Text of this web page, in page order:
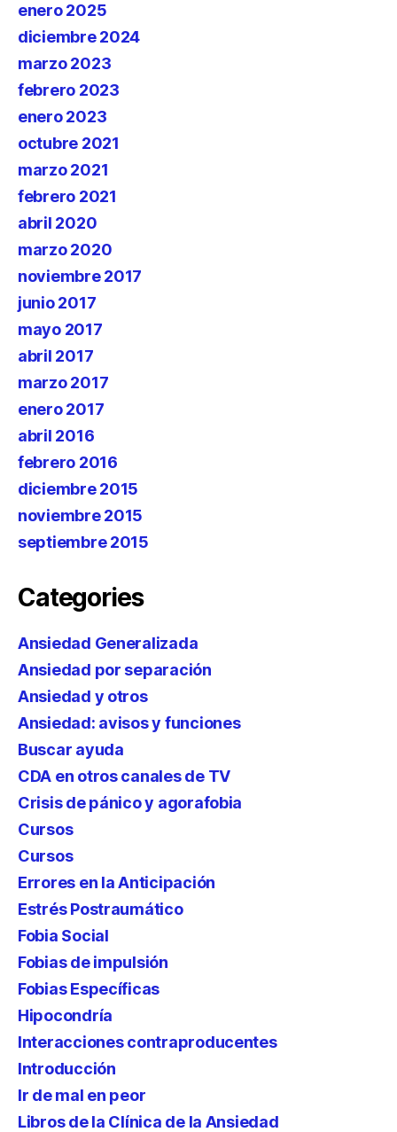
enero 2025
diciembre 2024
marzo 2023
febrero 2023
enero 2023
octubre 2021
marzo 2021
febrero 2021
abril 2020
marzo 2020
noviembre 2017
junio 2017
mayo 2017
abril 2017
marzo 2017
enero 2017
abril 2016
febrero 2016
diciembre 2015
noviembre 2015
septiembre 2015
Categories
Ansiedad Generalizada
Ansiedad por separación
Ansiedad y otros
Ansiedad: avisos y funciones
Buscar ayuda
CDA en otros canales de TV
Crisis de pánico y agorafobia
Cursos
Cursos
Errores en la Anticipación
Estrés Postraumático
Fobia Social
Fobias de impulsión
Fobias Específicas
Hipocondría
Interacciones contraproducentes
Introducción
Ir de mal en peor
Libros de la Clínica de la Ansiedad